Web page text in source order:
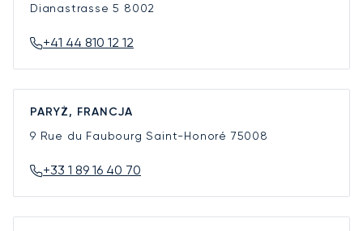
Dianastrasse 5 8002
+41 44 810 12 12
PARYŻ, FRANCJA
9 Rue du Faubourg Saint-Honoré 75008
+33 1 89 16 40 70